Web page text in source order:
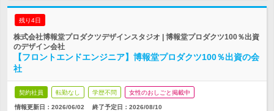
残り4日
株式会社博報堂プロダクツデザインスタジオ | 博報堂プロダクツ100％出資
のデザイン会社
【フロントエンドエンジニア】博報堂プロダクツ100％出資の会
社
契約社員 転勤なし 学歴不問 女性のおしごと掲載中
情報更新日：2026/06/02 終了予定日： 2026/08/10